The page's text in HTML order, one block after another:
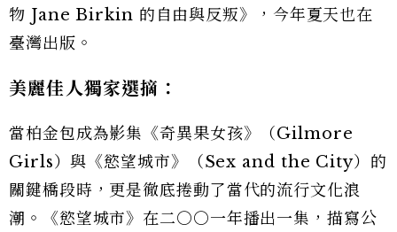
物 Jane Birkin 的自由與反叛》，今年夏天也在
臺灣出版。
美麗佳人獨家選摘：
當柏金包成為影集《奇異果女孩》（Gilmore
Girls）與《慾望城市》（Sex and the City）的
關鍵橋段時，更是徹底捲動了當代的流行文化浪
潮。《慾望城市》在二○○一年播出一集，描寫公